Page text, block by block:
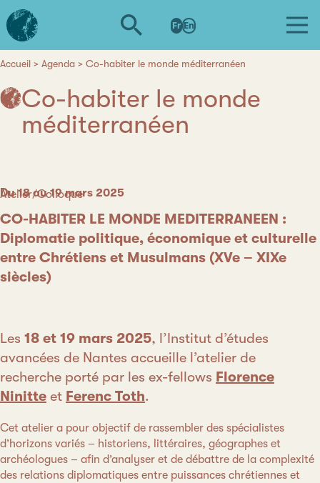
Aller
au
contenu
L'institut
d'études
avancées
de
Fr En
d'Ariane
Accueil Agenda Co-habiter le monde méditerranéen
Co-habiter le monde
méditerranéen
Date
Du 18 au 19 mars 2025
Catégorie
Atelier/Colloque
CO-HABITER LE MONDE MEDITERRANEEN :
Diplomatie politique, économique et culturelle
entre Chrétiens et Musulmans (XVe – XIXe
siècles)
Les 18 et 19 mars 2025, l’Institut d’études
avancées de Nantes accueille l’atelier de
recherche porté par les ex-fellows Florence
Ninitte et Ferenc Toth.
Cet atelier a pour objectif de rassembler des spécialistes
d’horizons variés – historiens, littéraires, géographes et
archéologues – afin d’analyser et de débattre de la complexité
des relations diplomatiques entre puissances chrétiennes et